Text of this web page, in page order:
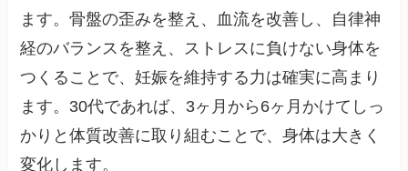
ます。骨盤の歪みを整え、血流を改善し、自律神
経のバランスを整え、ストレスに負けない身体を
つくることで、妊娠を維持する力は確実に高まり
ます。30代であれば、3ヶ月から6ヶ月かけてしっ
かりと体質改善に取り組むことで、身体は大きく
変化します。